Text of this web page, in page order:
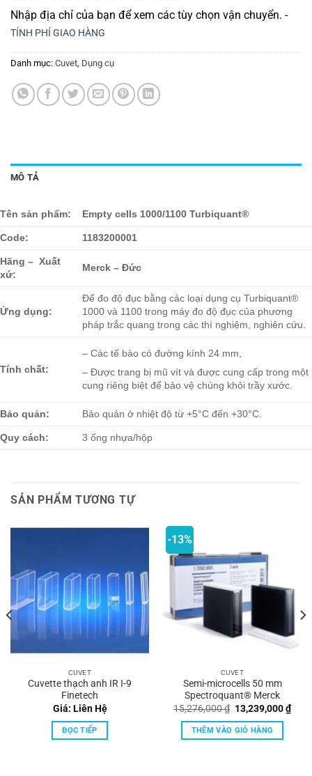
Nhập địa chỉ của bạn để xem các tùy chọn vận chuyển. -
TÍNH PHÍ GIAO HÀNG
Danh mục: Cuvet, Dụng cụ
MÔ TẢ
Tên sản phẩm: Empty cells 1000/1100 Turbiquant®
Code: 1183200001
Hãng – Xuất
xứ:
Merck – Đức
Ứng dụng:
Để đo độ đục bằng các loại dụng cụ Turbiquant®
1000 và 1100 trong máy đo độ đục của phương
pháp trắc quang trong các thí nghiệm, nghiên cứu.
Tính chất:
– Các tế bào có đường kính 24 mm,
– Được trang bị mũ vít và được cung cấp trong một
cung riêng biệt để bảo vệ chúng khỏi trầy xước.
Bảo quản: Bảo quản ở nhiệt độ từ +5°C đến +30°C.
Quy cách: 3 ống nhựa/hộp
SẢN PHẨM TƯƠNG TỰ
CUVET
Cuvette thạch anh IR I-9
Finetech
Giá: Liên Hệ
ĐỌC TIẾP
-13%
CUVET
Semi-microcells 50 mm
Spectroquant® Merck
15,276,000₫ Giá
gốc
là:
15,276,000 ₫.
13,239,000₫Giá
hiện
THÊM VÀO GIỎ HÀNG